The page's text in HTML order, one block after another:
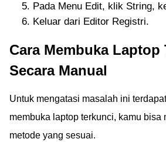
Pada Menu Edit, klik String,
Keluar dari Editor Registri.
Cara Membuka Laptop
Secara Manual
Untuk mengatasi masalah ini
membuka laptop terkunci, kamu bisa
metode yang sesuai.